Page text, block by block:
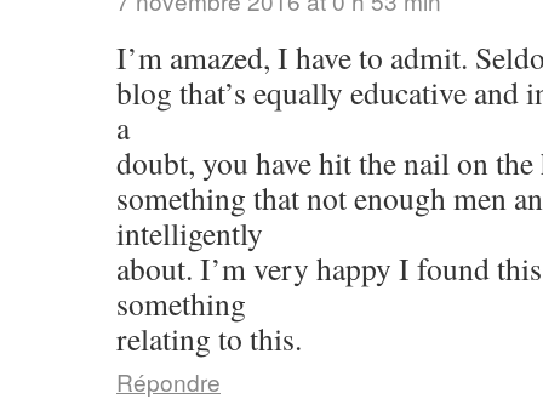
I’m amazed, I have to admit.
blog that’s equally educative and
a
doubt, you have hit the nail on the
something that not enough men
intelligently
about. I’m very happy I found
something
relating to this.
Répondre